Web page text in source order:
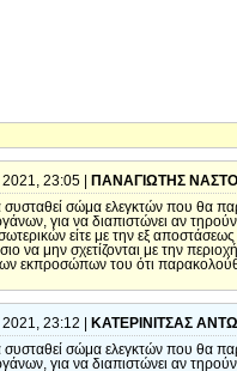
23:05 | ΠΑΝΑΓΙΩΤΗΣ
συσταθεί σώμα ελεγκτών που θα
για να διαπιστώνει αν
είτε με την εξ
να μην σχετίζονται με την
εκπροσώπων του ότι
23:12 | ΚΑΤΕΡΙΝΙΤΣΑΣ
συσταθεί σώμα ελεγκτών που θα
για να διαπιστώνει αν